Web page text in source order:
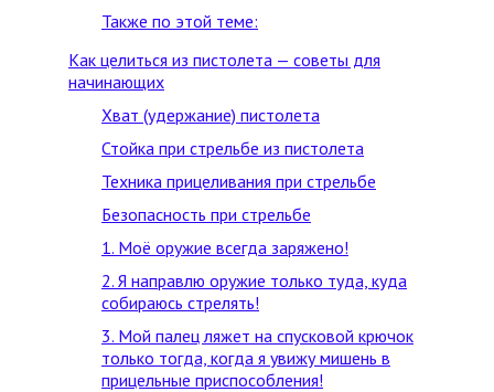
Также по этой теме:
Как целиться из пистолета — советы для
начинающих
Хват (удержание) пистолета
Стойка при стрельбе из пистолета
Техника прицеливания при стрельбе
Безопасность при стрельбе
1. Моё оружие всегда заряжено!
2. Я направлю оружие только туда, куда
собираюсь стрелять!
3. Мой палец ляжет на спусковой крючок
только тогда, когда я увижу мишень в
прицельные приспособления!